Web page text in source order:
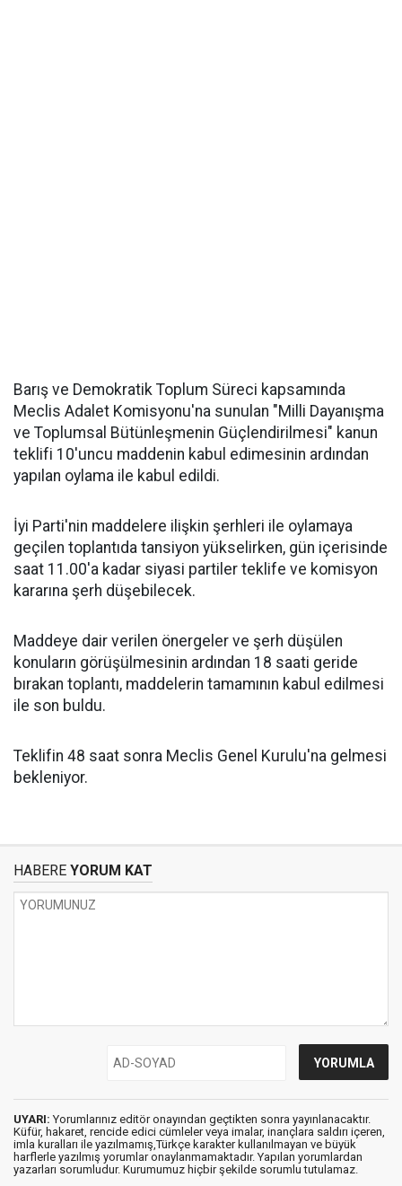
Barış ve Demokratik Toplum Süreci kapsamında
Meclis Adalet Komisyonu'na sunulan "Milli Dayanışma
ve Toplumsal Bütünleşmenin Güçlendirilmesi" kanun
teklifi 10'uncu maddenin kabul edimesinin ardından
yapılan oylama ile kabul edildi.
İyi Parti'nin maddelere ilişkin şerhleri ile oylamaya
geçilen toplantıda tansiyon yükselirken, gün içerisinde
saat 11.00'a kadar siyasi partiler teklife ve komisyon
kararına şerh düşebilecek.
Maddeye dair verilen önergeler ve şerh düşülen
konuların görüşülmesinin ardından 18 saati geride
bırakan toplantı, maddelerin tamamının kabul edilmesi
ile son buldu.
Teklifin 48 saat sonra Meclis Genel Kurulu'na gelmesi
bekleniyor.
HABERE YORUM KAT
UYARI: Yorumlarınız editör onayından geçtikten sonra yayınlanacaktır.
Küfür, hakaret, rencide edici cümleler veya imalar, inançlara saldırı içeren,
imla kuralları ile yazılmamış,Türkçe karakter kullanılmayan ve büyük
harflerle yazılmış yorumlar onaylanmamaktadır. Yapılan yorumlardan
yazarları sorumludur. Kurumumuz hiçbir şekilde sorumlu tutulamaz.